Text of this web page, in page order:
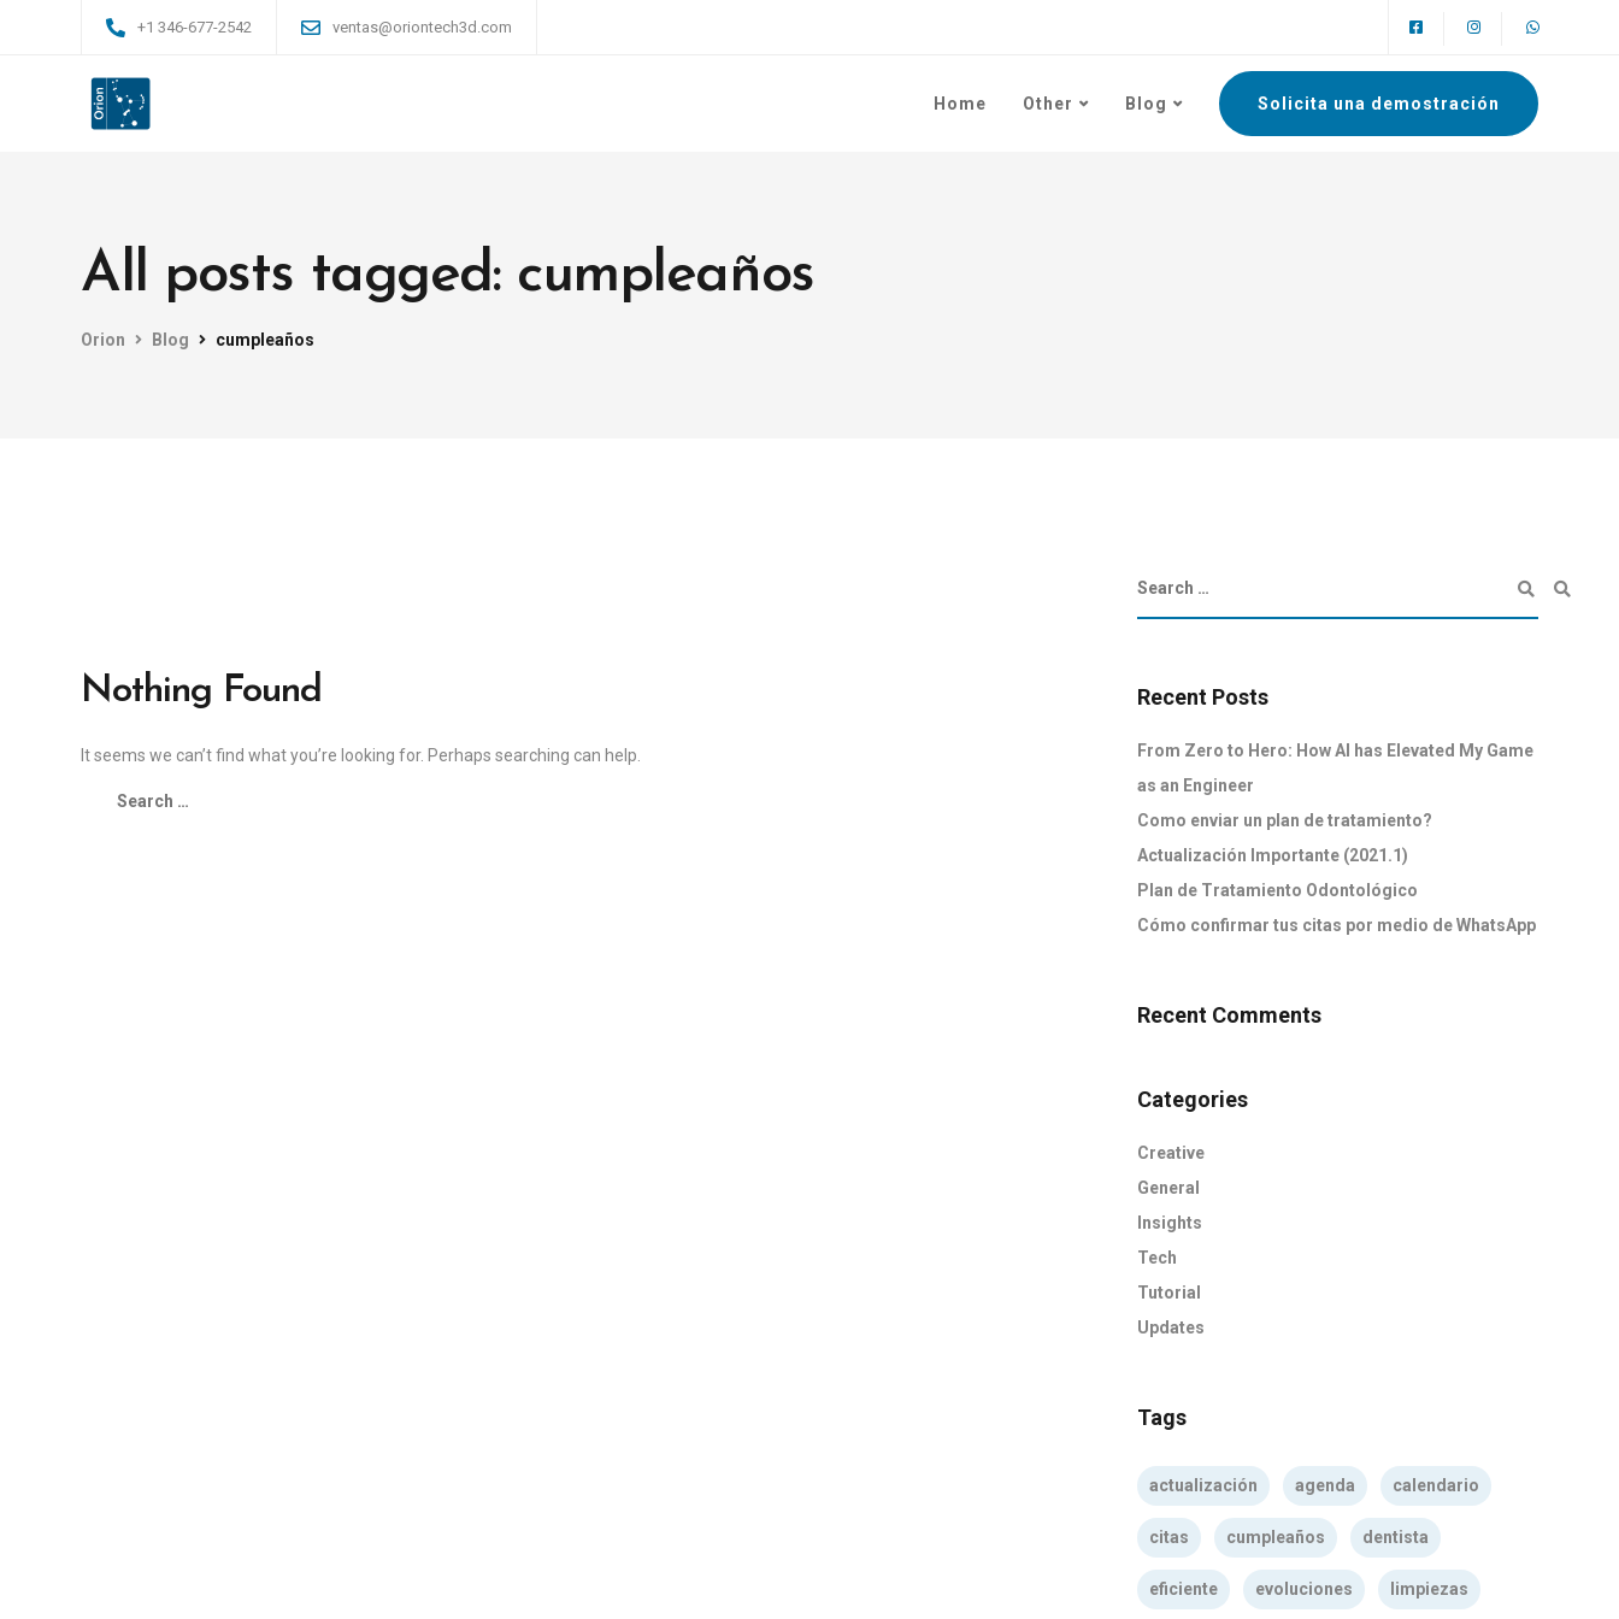
+1 346-677-2542 ventas@oriontech3d.com
Home Other Blog Solicita una demostración
All posts tagged: cumpleaños
Orion Blog cumpleaños
Nothing Found
It seems we can’t find what you’re looking for. Perhaps searching can help.
Recent Posts
From Zero to Hero: How AI has Elevated My Game
as an Engineer
Como enviar un plan de tratamiento?
Actualización Importante (2021.1)
Plan de Tratamiento Odontológico
Cómo confirmar tus citas por medio de WhatsApp
Recent Comments
Categories
Creative
General
Insights
Tech
Tutorial
Updates
Tags
actualización agenda calendario
citas cumpleaños dentista
eficiente evoluciones limpiezas